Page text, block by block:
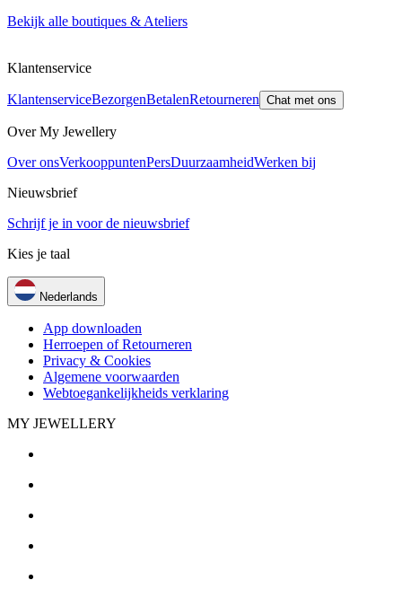
Bekijk alle boutiques & Ateliers
Klantenservice
KlantenserviceBezorgenBetalenRetourneren Chat met ons
Over My Jewellery
Over onsVerkooppuntenPersDuurzaamheidWerken bij
Nieuwsbrief
Schrijf je in voor de nieuwsbrief
Kies je taal
Nederlands
App downloaden
Herroepen of Retourneren
Privacy & Cookies
Algemene voorwaarden
Webtoegankelijkheids verklaring
MY JEWELLERY